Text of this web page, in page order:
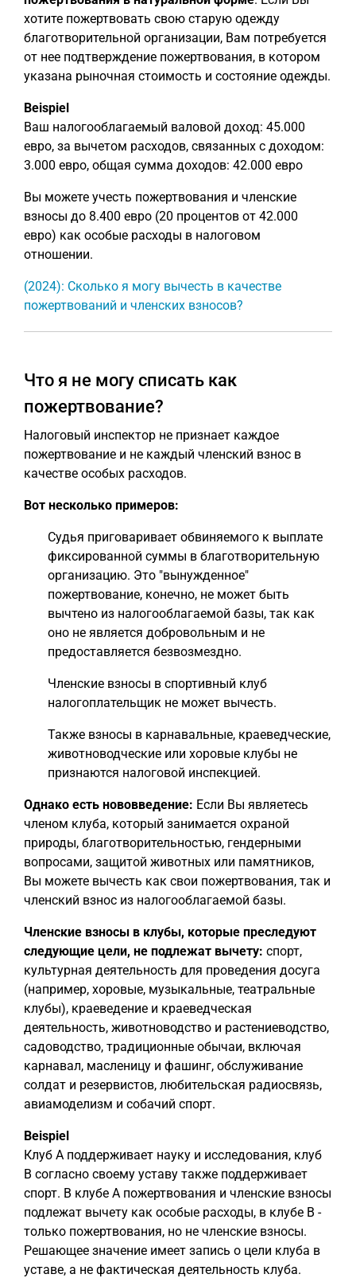
хотите пожертвовать свою старую одежду
благотворительной организации, Вам потребуется
от нее подтверждение пожертвования, в котором
указана рыночная стоимость и состояние одежды.
Beispiel
Ваш налогооблагаемый валовой доход: 45.000
евро, за вычетом расходов, связанных с доходом:
3.000 евро, общая сумма доходов: 42.000 евро
Вы можете учесть пожертвования и членские
взносы до 8.400 евро (20 процентов от 42.000
евро) как особые расходы в налоговом
отношении.
(2024): Сколько я могу вычесть в качестве
пожертвований и членских взносов?
Что я не могу списать как
пожертвование?
Налоговый инспектор не признает каждое
пожертвование и не каждый членский взнос в
качестве особых расходов.
Вот несколько примеров:
Судья приговаривает обвиняемого к выплате
фиксированной суммы в благотворительную
организацию. Это "вынужденное"
пожертвование, конечно, не может быть
вычтено из налогооблагаемой базы, так как
оно не является добровольным и не
предоставляется безвозмездно.
Членские взносы в спортивный клуб
налогоплательщик не может вычесть.
Также взносы в карнавальные, краеведческие,
животноводческие или хоровые клубы не
признаются налоговой инспекцией.
Однако есть нововведение: Если Вы являетесь
членом клуба, который занимается охраной
природы, благотворительностью, гендерными
вопросами, защитой животных или памятников,
Вы можете вычесть как свои пожертвования, так и
членский взнос из налогооблагаемой базы.
Членские взносы в клубы, которые преследуют
следующие цели, не подлежат вычету: спорт,
культурная деятельность для проведения досуга
(например, хоровые, музыкальные, театральные
клубы), краеведение и краеведческая
деятельность, животноводство и растениеводство,
садоводство, традиционные обычаи, включая
карнавал, масленицу и фашинг, обслуживание
солдат и резервистов, любительская радиосвязь,
авиамоделизм и собачий спорт.
Beispiel
Клуб A поддерживает науку и исследования, клуб
B согласно своему уставу также поддерживает
спорт. В клубе A пожертвования и членские взносы
подлежат вычету как особые расходы, в клубе B -
только пожертвования, но не членские взносы.
Решающее значение имеет запись о цели клуба в
уставе, а не фактическая деятельность клуба.